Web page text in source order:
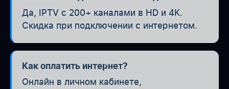
Да, IPTV с 200+ каналами в HD и 4K.
Скидка при подключении с интернетом.
Как оплатить интернет?
Онлайн в личном кабинете,